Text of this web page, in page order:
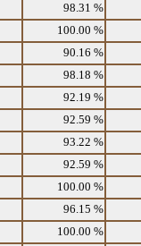
98.31 %
100.00 %
90.16 %
98.18 %
92.19 %
92.59 %
93.22 %
92.59 %
100.00 %
96.15 %
100.00 %